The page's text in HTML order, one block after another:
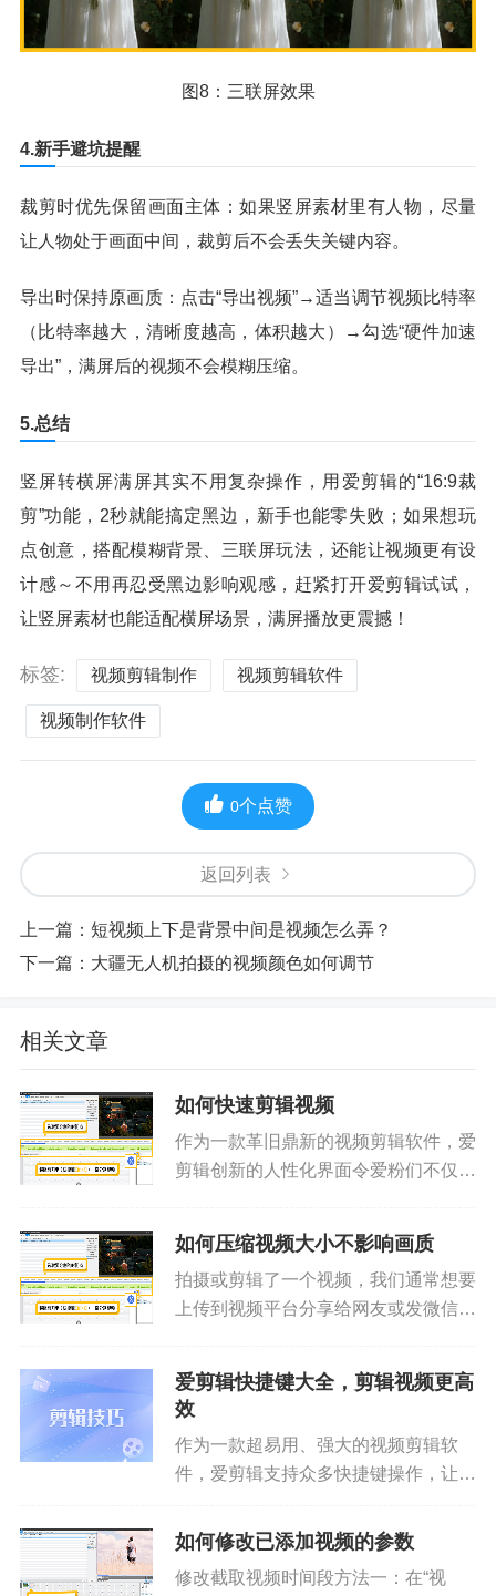
图8：三联屏效果
4.新手避坑提醒
裁剪时优先保留画面主体：如果竖屏素材里有人物，尽量
让人物处于画面中间，裁剪后不会丢失关键内容。
导出时保持原画质：点击“导出视频”→适当调节视频比特率
（比特率越大，清晰度越高，体积越大）→勾选“硬件加速
导出”，满屏后的视频不会模糊压缩。
5.总结
竖屏转横屏满屏其实不用复杂操作，用爱剪辑的“16:9裁
剪”功能，2秒就能搞定黑边，新手也能零失败；如果想玩
点创意，搭配模糊背景、三联屏玩法，还能让视频更有设
计感～不用再忍受黑边影响观感，赶紧打开爱剪辑试试，
让竖屏素材也能适配横屏场景，满屏播放更震撼！
标签: 视频剪辑制作 视频剪辑软件
视频制作软件
0个点赞
返回列表
上一篇： 短视频上下是背景中间是视频怎么弄？
下一篇： 大疆无人机拍摄的视频颜色如何调节
相关文章
如何快速剪辑视频
作为一款革旧鼎新的视频剪辑软件，爱
剪辑创新的人性化界面令爱粉们不仅能
度、运行速度也使爱粉们视频剪辑过程
更加快速、得心应手！按照如下步...
如何压缩视频大小不影响画质
拍摄或剪辑了一个视频，我们通常想要
上传到视频平台分享给网友或发微信分
做到不影响画质呢？下面就跟着小爱了
解压缩视频大小又不影响画质的秘...
爱剪辑快捷键大全，剪辑视频更高
效
作为一款超易用、强大的视频剪辑软
件，爱剪辑支持众多快捷键操作，让爱
打造精美视频！小爱已经帮大家整理好
学习和收藏吧！通用Tab&nbs...
如何修改已添加视频的参数
修改截取视频时间段方法一：在“视